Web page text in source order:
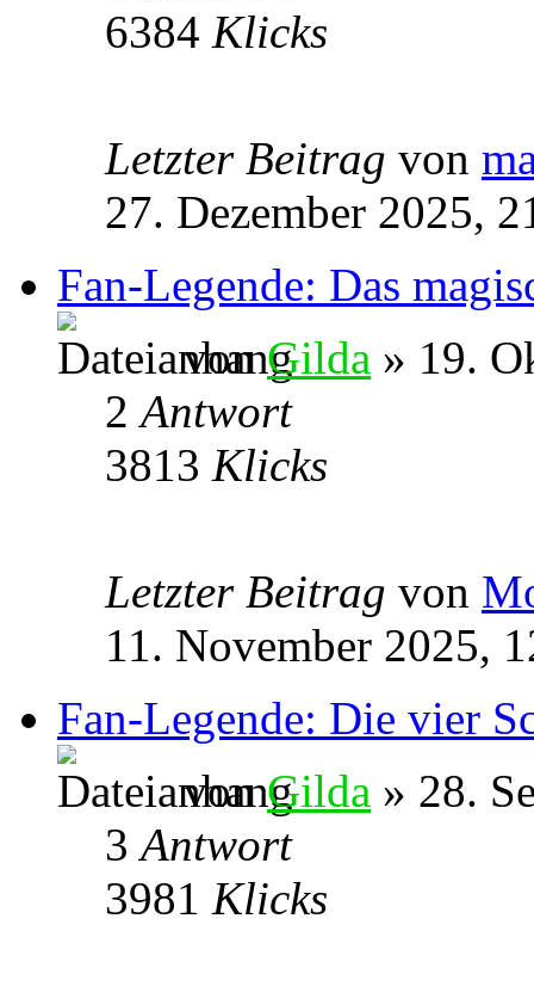
6384 Klicks
Letzter Beitrag von
27. Dezember 2025,
Fan-Legende: Das
vonGilda » 19.
2Antwort
3813 Klicks
Letzter Beitrag von
11. November 2025,
Fan-Legende: Die vier
vonGilda » 28.
3Antwort
3981 Klicks